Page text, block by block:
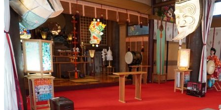
神前結婚式
ご相談
採用情報
八甲田山神社
海葬
古墳型合葬
水子葬
奉祝記念事業
お問い合わせ